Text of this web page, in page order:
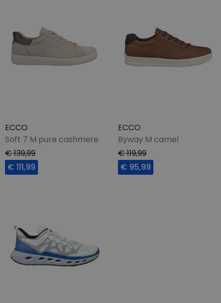
ECCO
Soft 7 M pure cashmere
€ 139,99
€ 111,99
ECCO
Byway M camel
€ 119,99
€ 95,99